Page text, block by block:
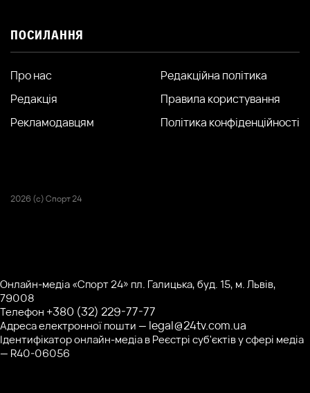
ПОСИЛАННЯ
Про нас
Редакція
Рекламодавцям
Редакційна політика
Правила користування
Політика конфіденційності
2026 (с) Спорт 24
Онлайн-медіа «Спорт 24» пл. Галицька, буд. 15, м. Львів,
79008
Телефон +380 (32) 229-77-77
Адреса електронної пошти — legal@24tv.com.ua
Ідентифікатор онлайн-медіа в Реєстрі суб'єктів у сфері медіа
— R40-06056